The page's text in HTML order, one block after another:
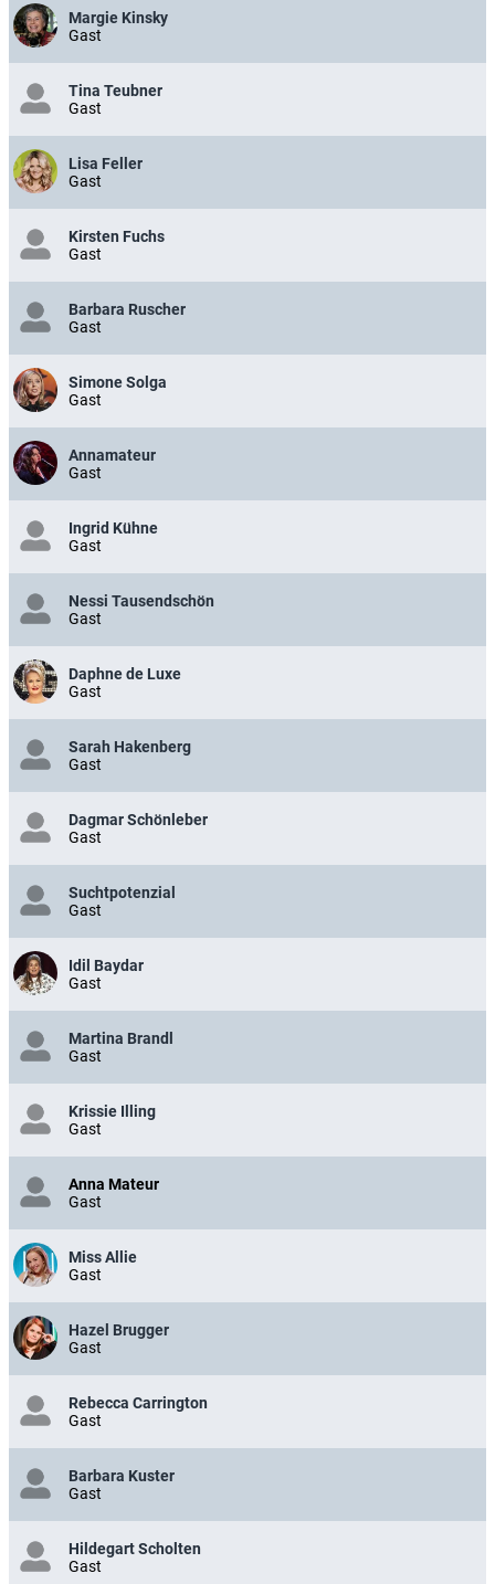
Margie Kinsky
Gast
Tina Teubner
Gast
Lisa Feller
Gast
Kirsten Fuchs
Gast
Barbara Ruscher
Gast
Simone Solga
Gast
Annamateur
Gast
Ingrid Kühne
Gast
Nessi Tausendschön
Gast
Daphne de Luxe
Gast
Sarah Hakenberg
Gast
Dagmar Schönleber
Gast
Suchtpotenzial
Gast
Idil Baydar
Gast
Martina Brandl
Gast
Krissie Illing
Gast
Anna Mateur
Gast
Miss Allie
Gast
Hazel Brugger
Gast
Rebecca Carrington
Gast
Barbara Kuster
Gast
Hildegart Scholten
Gast